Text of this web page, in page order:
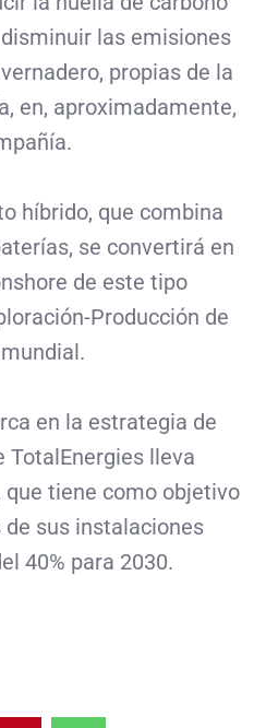
las emisiones
propias de la
en, aproximadamente,
híbrido, que combina
se convertirá en
de este tipo
Producción de
en la estrategia de
TotalEnergies lleva
que tiene como objetivo
sus instalaciones
40% para 2030.